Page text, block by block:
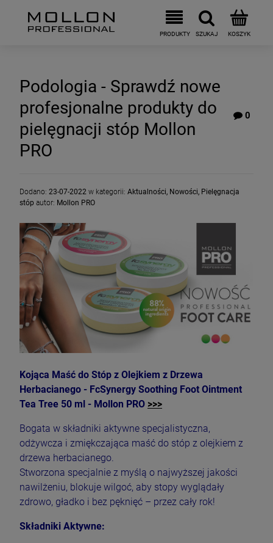
Podologia - Sprawdź nowe
profesjonalne produkty do
pielęgnacji stóp Mollon
PRO
0
Dodano: 23-07-2022 w kategorii: Aktualności, Nowości, Pielęgnacja
stóp autor: Mollon PRO
Kojąca Maść do Stóp z Olejkiem z Drzewa
Herbacianego - FcSynergy Soothing Foot Ointment
Tea Tree 50 ml - Mollon PRO >>>
Bogata w składniki aktywne specjalistyczna,
odżywcza i zmiękczająca maść do stóp z olejkiem z
drzewa herbacianego.
Stworzona specjalnie z myślą o najwyższej jakości
nawilżeniu, blokuje wilgoć, aby stopy wyglądały
zdrowo, gładko i bez pęknięć – przez cały rok!
Składniki Aktywne: